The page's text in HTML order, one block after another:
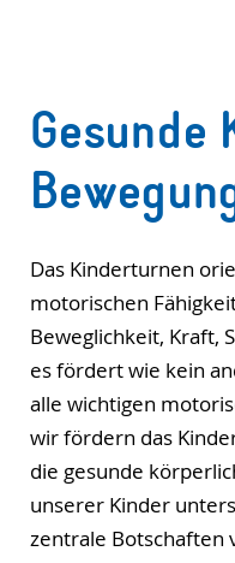
Das Kinderturnen
motorischen
Beweglichkeit, Kraft,
es fördert wie kein
alle wichtigen
wir fördern das
die gesunde
unserer Kinder
zentrale Botschaften